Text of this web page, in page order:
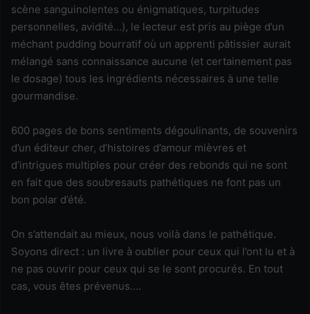
scène sanguinolentes ou énigmatiques, turpitudes
personnelles, avidité…), le lecteur est pris au piège d’un
méchant pudding bourratif où un apprenti pâtissier aurait
mélangé sans connaissance aucune (et certainement pas
le dosage) tous les ingrédients nécessaires à une telle
gourmandise.
600 pages de bons sentiments dégoulinants, de souvenirs
d’un éditeur cher, d’histoires d’amour mièvres et
d’intrigues multiples pour créer des rebonds qui ne sont
en fait que des soubresauts pathétiques ne font pas un
bon polar d’été.
On s’attendait au mieux, nous voilà dans le pathétique.
Soyons direct : un livre à oublier pour ceux qui l’ont lu et à
ne pas ouvrir pour ceux qui se le sont procurés. En tout
cas, vous êtes prévenus….